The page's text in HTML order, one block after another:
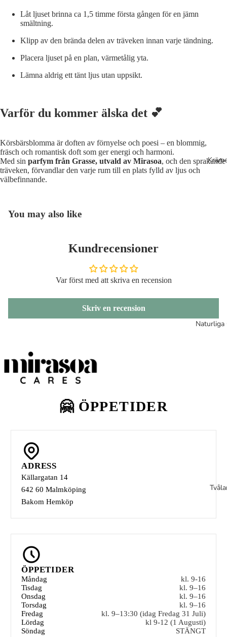
Naturliga
Låt ljuset brinna ca 1,5 timme första gången för en jämn
smältning.
Klipp av den brända delen av träveken innan varje tändning.
Placera ljuset på en plan, värmetålig yta.
Lämna aldrig ett tänt ljus utan uppsikt.
Varför du kommer älska det 💕
Körsbärsblomma är doften av förnyelse och poesi – en blommig,
fräsch och romantisk doft som ger energi och harmoni.
Med sin parfym från Grasse, utvald av Mirasoa, och den sprakande
träveken, förvandlar den varje rum till en plats fylld av ljus och
välbefinnande.
You may also like
Kundrecensioner
Var först med att skriva en recension
Skriv en recension
🤗 ÖPPETIDER
ADRESS
Källargatan 14
642 60 Malmköping
Bakom Hemköp
ÖPPETIDER
Måndag
kl. 9-16
Tisdag
kl. 9–16
Onsdag
kl. 9–16
Torsdag
kl. 9–16
Fredag
kl. 9–13:30 (idag Fredag 31 Juli)
Lördag
kl 9-12 (1 Augusti)
Söndag
STÄNGT
Logga in på ditt konto för att lägga till produkter i din
önskelista och se dina tidigare sparade artiklar.